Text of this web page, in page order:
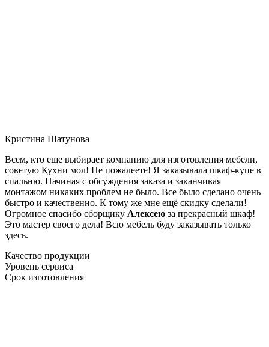
Кристина Шатунова
Всем, кто еще выбирает компанию для изготовления мебели,
советую Кухни мол! Не пожалеете! Я заказывала шкаф-купе в
спальню. Начиная с обсуждения заказа и заканчивая
монтажом никаких проблем не было. Все было сделано очень
быстро и качественно. К тому же мне ещё скидку сделали!
Огромное спасибо сборщику Алексею за прекрасный шкаф!
Это мастер своего дела! Всю мебель буду заказывать только
здесь.
Качество продукции
Уровень сервиса
Срок изготовления